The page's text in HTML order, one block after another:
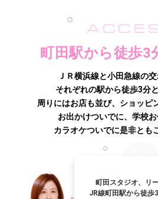
町田駅から徒歩3
ＪＲ横浜線と小田急線の交
それぞれの駅から徒歩3分
周りにはお店も並び、ショッピ
お出かけついでに、学校お
カラオケついでに是非とも
町田スタジオ、リ
JR線町田駅から徒歩